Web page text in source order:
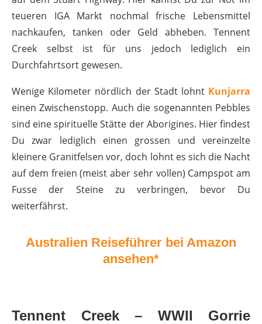
teueren IGA Markt nochmal frische Lebensmittel
nachkaufen, tanken oder Geld abheben. Tennent
Creek selbst ist für uns jedoch lediglich ein
Durchfahrtsort gewesen.
Wenige Kilometer nördlich der Stadt lohnt Kunjarra
einen Zwischenstopp. Auch die sogenannten Pebbles
sind eine spirituelle Stätte der Aborigines. Hier findest
Du zwar lediglich einen grossen und vereinzelte
kleinere Granitfelsen vor, doch lohnt es sich die Nacht
auf dem freien (meist aber sehr vollen) Campspot am
Fusse der Steine zu verbringen, bevor Du
weiterfährst.
Australien Reiseführer bei Amazon
ansehen*
Tennent Creek – WWII Gorrie